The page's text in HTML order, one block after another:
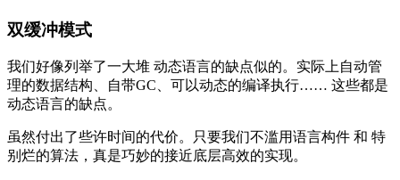
双缓冲模式
我们好像列举了一大堆 动态语言的缺点似的。实际上自动管
理的数据结构、自带GC、可以动态的编译执行…… 这些都是
动态语言的缺点。
虽然付出了些许时间的代价。只要我们不滥用语言构件 和 特
别烂的算法，真是巧妙的接近底层高效的实现。